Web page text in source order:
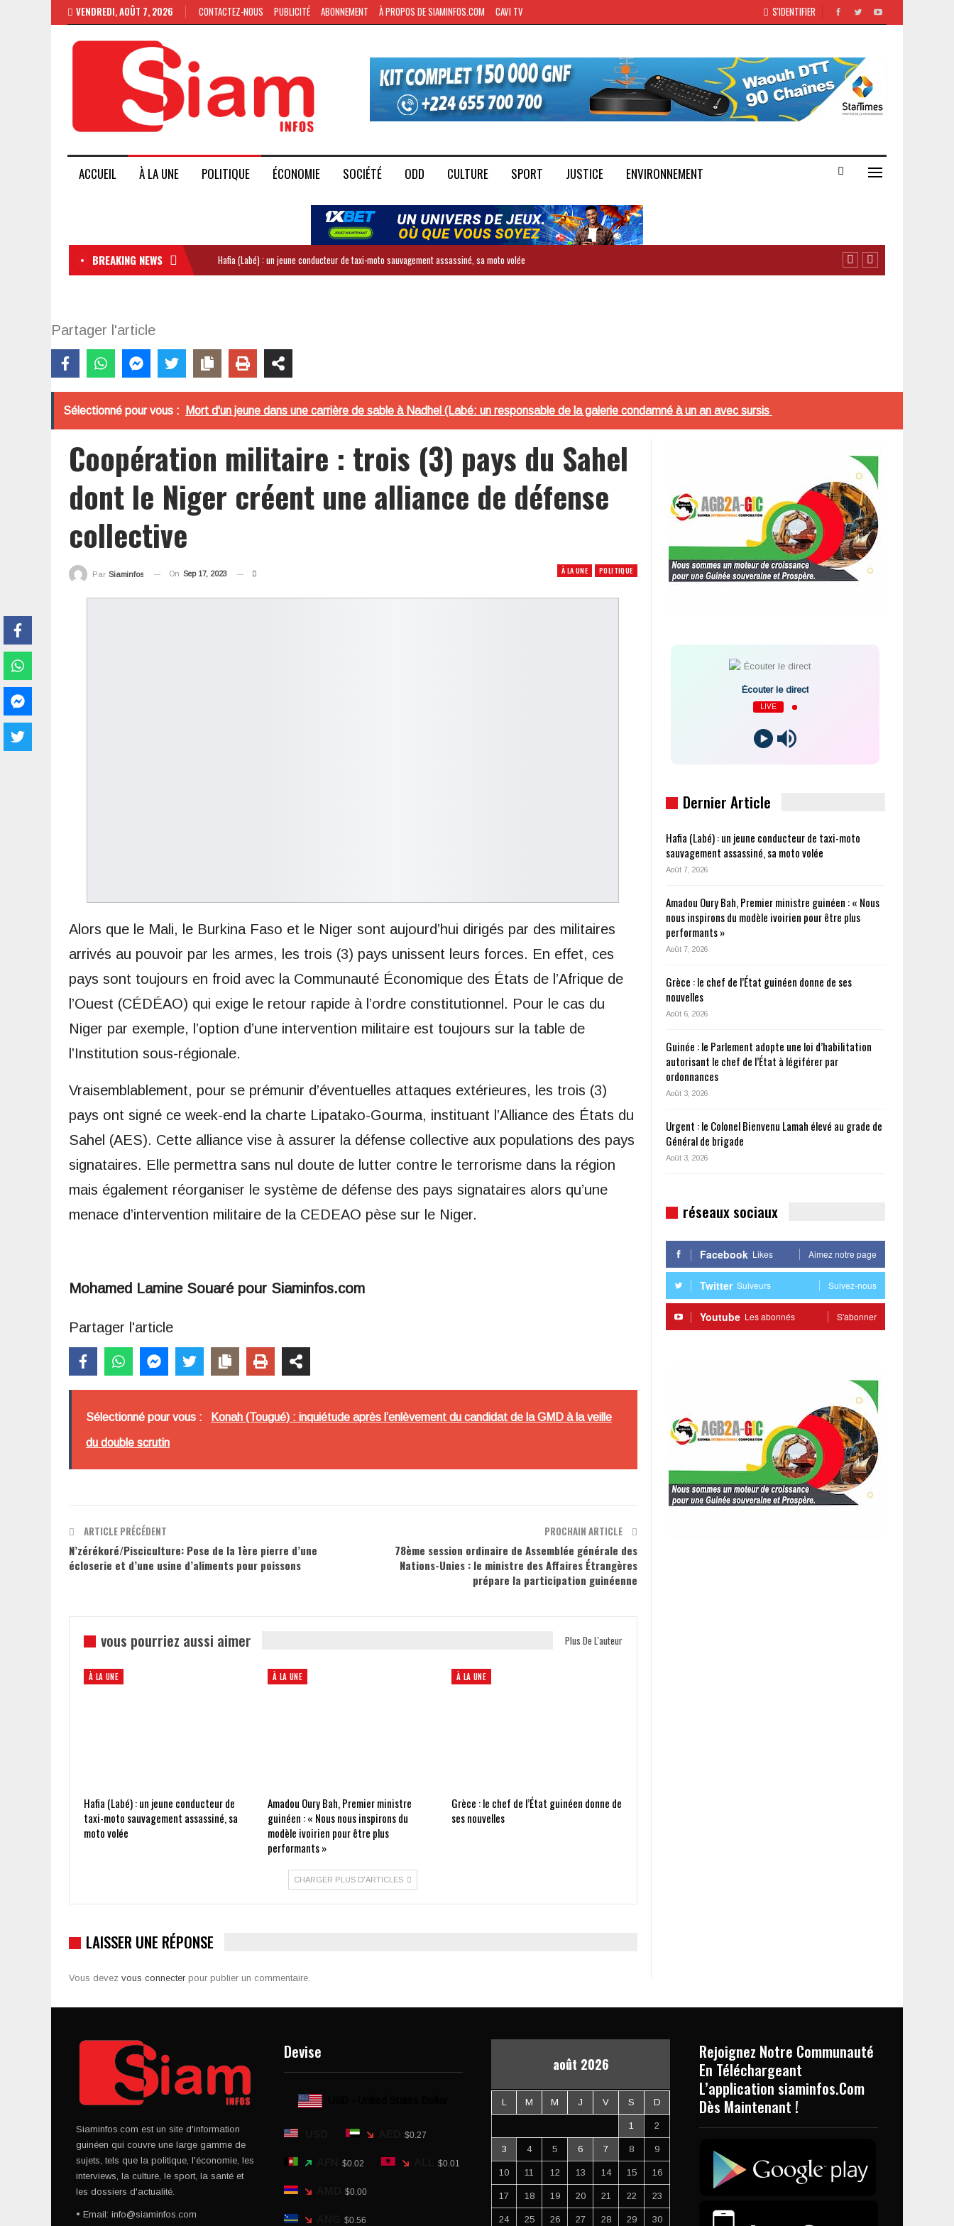
S'IDENTIFIER
VENDREDI, AOÛT 7, 2026 CONTACTEZ-NOUS PUBLICITÉ ABONNEMENT À PROPOS DE SIAMINFOS.COM CAVI TV
ACCUEIL À LA UNE POLITIQUE ÉCONOMIE SOCIÉTÉ ODD CULTURE SPORT JUSTICE ENVIRONNEMENT
BREAKING NEWS Hafia (Labé) : un jeune conducteur de taxi-moto sauvagement assassiné, sa moto volée
Partager l'article
Sélectionné pour vous : Mort d'un jeune dans une carrière de sable à Nadhel (Labé: un responsable de la galerie condamné à un an avec sursis
Coopération militaire : trois (3) pays du Sahel
dont le Niger créent une alliance de défense
collective
À LA UNE POLITIQUE
Par Siaminfos On Sep 17, 2023
Alors que le Mali, le Burkina Faso et le Niger sont aujourd’hui dirigés par des militaires
arrivés au pouvoir par les armes, les trois (3) pays unissent leurs forces. En effet, ces
pays sont toujours en froid avec la Communauté Économique des États de l’Afrique de
l’Ouest (CÉDÉAO) qui exige le retour rapide à l’ordre constitutionnel. Pour le cas du
Niger par exemple, l’option d’une intervention militaire est toujours sur la table de
l’Institution sous-régionale.
Vraisemblablement, pour se prémunir d’éventuelles attaques extérieures, les trois (3)
pays ont signé ce week-end la charte Lipatako-Gourma, instituant l’Alliance des États du
Sahel (AES). Cette alliance vise à assurer la défense collective aux populations des pays
signataires. Elle permettra sans nul doute de lutter contre le terrorisme dans la région
mais également réorganiser le système de défense des pays signataires alors qu’une
menace d’intervention militaire de la CEDEAO pèse sur le Niger.
Mohamed Lamine Souaré pour Siaminfos.com
Partager l'article
Sélectionné pour vous : Konah (Tougué) : inquiétude après l’enlèvement du candidat de la GMD à la veille
du double scrutin
ARTICLE PRÉCÉDENT
N’zérékoré/Pisciculture: Pose de la 1ère pierre d’une
écloserie et d’une usine d’aliments pour poissons
PROCHAIN ARTICLE
78ème session ordinaire de Assemblée générale des
Nations-Unies : le ministre des Affaires Étrangères
prépare la participation guinéenne
vous pourriez aussi aimer Plus De L'auteur
À LA UNE
Hafia (Labé) : un jeune conducteur de
taxi-moto sauvagement assassiné, sa
moto volée
À LA UNE
Amadou Oury Bah, Premier ministre
guinéen : « Nous nous inspirons du
modèle ivoirien pour être plus
performants »
À LA UNE
Grèce : le chef de l’État guinéen donne de
ses nouvelles
CHARGER PLUS D'ARTICLES
LAISSER UNE RÉPONSE
Vous devez vous connecter pour publier un commentaire.
Écouter le direct
LIVE
Dernier Article
Hafia (Labé) : un jeune conducteur de taxi-moto
sauvagement assassiné, sa moto volée
Août 7, 2026
Amadou Oury Bah, Premier ministre guinéen : « Nous
nous inspirons du modèle ivoirien pour être plus
performants »
Août 7, 2026
Grèce : le chef de l’État guinéen donne de ses
nouvelles
Août 6, 2026
Guinée : le Parlement adopte une loi d’habilitation
autorisant le chef de l’État à légiférer par
ordonnances
Août 3, 2026
Urgent : le Colonel Bienvenu Lamah élevé au grade de
Général de brigade
Août 3, 2026
réseaux sociaux
Facebook Likes Aimez notre page
Twitter Suiveurs Suivez-nous
Youtube Les abonnés S'abonner
Siaminfos.com est un site d'information
guinéen qui couvre une large gamme de
sujets, tels que la politique, l'économie, les
interviews, la culture, le sport, la santé et
les dossiers d'actualité.
• Email: info@siaminfos.com
Devise
$0.27
$0.02 $0.01
$0.00
$0.56
août 2026
L M M J V S D
1 2
3 4 5 6 7 8 9
10 11 12 13 14 15 16
17 18 19 20 21 22 23
24 25 26 27 28 29 30
Rejoignez Notre Communauté
En Téléchargeant
L’application siaminfos.Com
Dès Maintenant !